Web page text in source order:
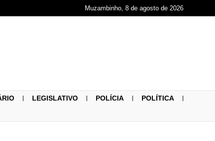
Muzambinho, 8 de agosto de 2026
LEGISLATIVO POLÍCIA
POLÍTICA